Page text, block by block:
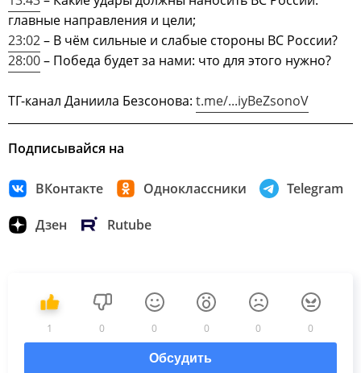
главные направления и цели;
23:02– В чём сильные и слабые стороны ВС России?
28:00– Победа будет за нами: что для этого нужно?
ТГ-канал Даниила Безсонова: t.me/...iyBeZsonoV
Подписывайся на
ВКонтакте Одноклассники Telegram
Дзен Rutube
1 0 0 0 0 0
Обсудить